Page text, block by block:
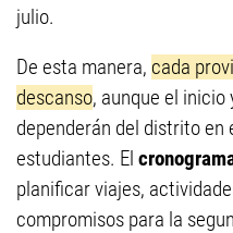
julio.
De esta manera, cada
descanso, aunque el
dependerán del distrito en
estudiantes. El
planificar viajes,
compromisos para la